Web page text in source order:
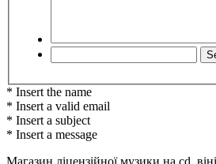
* Insert the name
* Insert a valid email
* Insert a subject
* Insert a message
Магазин ліцензійної музики на cd,